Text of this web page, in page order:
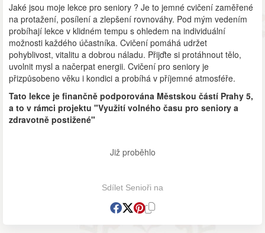
Jaké jsou moje lekce pro seniory ? Je to jemné cvičení zaměřené
na protažení, posílení a zlepšení rovnováhy. Pod mým vedením
probíhají lekce v klidném tempu s ohledem na individuální
možnosti každého účastníka. Cvičení pomáhá udržet
pohyblivost, vitalitu a dobrou náladu. Přijďte si protáhnout tělo,
uvolnit mysl a načerpat energii. Cvičení pro seniory je
přizpůsobeno věku i kondici a probíhá v příjemné atmosféře.
Tato lekce je finančně podporována Městskou částí Prahy 5,
a to v rámci projektu "Využití volného času pro seniory a
zdravotně postižené"
Již proběhlo
Sdílet Senioři na